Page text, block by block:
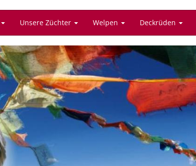
Unsere Züchter Welpen Deckrüden